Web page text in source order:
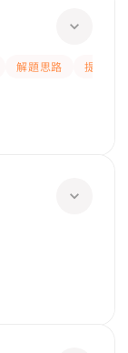
解題思路
提供練